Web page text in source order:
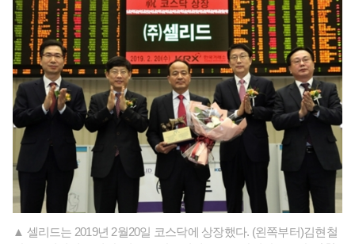
▲ 셀리드는 2019년 2월20일 코스닥에 상장했다. (왼쪽부터)김현철